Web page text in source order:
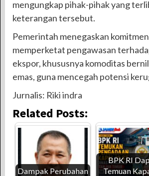
mengungkap pihak-pihak yang
keterangan tersebut.
Pemerintah menegaskan
memperketat pengawasan
ekspor, khususnya komoditas
emas, guna mencegah potensi
Jurnalis: Riki indra
Related Posts:
Dampak Perubahan
BPK RI
Temuan